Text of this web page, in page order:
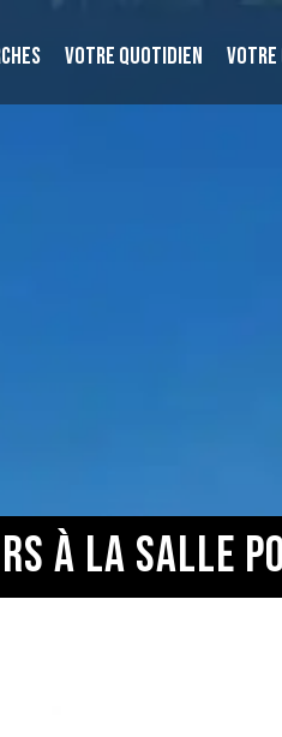
VOTRE QUOTIDIEN VOTRE
À LA SALLE